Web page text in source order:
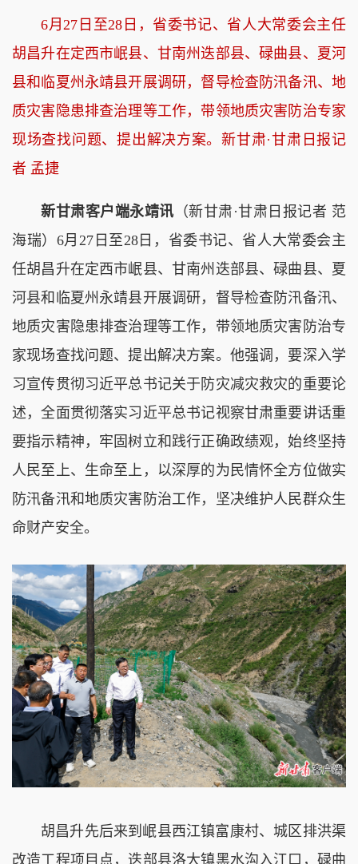
6月27日至28日，省委书记、省人大常委会主任
胡昌升在定西市岷县、甘南州迭部县、碌曲县、夏河
县和临夏州永靖县开展调研，督导检查防汛备汛、地
质灾害隐患排查治理等工作，带领地质灾害防治专家
现场查找问题、提出解决方案。新甘肃·甘肃日报记
者 孟捷
新甘肃客户端永靖讯 （新甘肃·甘肃日报记者 范
海瑞）6月27日至28日，省委书记、省人大常委会主
任胡昌升在定西市岷县、甘南州迭部县、碌曲县、夏
河县和临夏州永靖县开展调研，督导检查防汛备汛、
地质灾害隐患排查治理等工作，带领地质灾害防治专
家现场查找问题、提出解决方案。他强调，要深入学
习宣传贯彻习近平总书记关于防灾减灾救灾的重要论
述，全面贯彻落实习近平总书记视察甘肃重要讲话重
要指示精神，牢固树立和践行正确政绩观，始终坚持
人民至上、生命至上，以深厚的为民情怀全方位做实
防汛备汛和地质灾害防治工作，坚决维护人民群众生
命财产安全。
胡昌升先后来到岷县西江镇富康村、城区排洪渠
改造工程项目点，迭部县洛大镇黑水沟入江口，碌曲